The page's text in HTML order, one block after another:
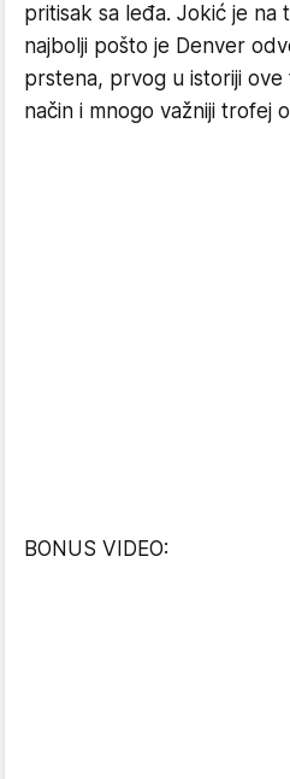
pritisak sa leđa. Jokić je na
najbolji pošto je Denver
prstena, prvog u istoriji ove
način i mnogo važniji trofej
BONUS VIDEO: